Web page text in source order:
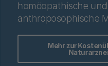
homöopathische und
anthroposophische
Mehr zur